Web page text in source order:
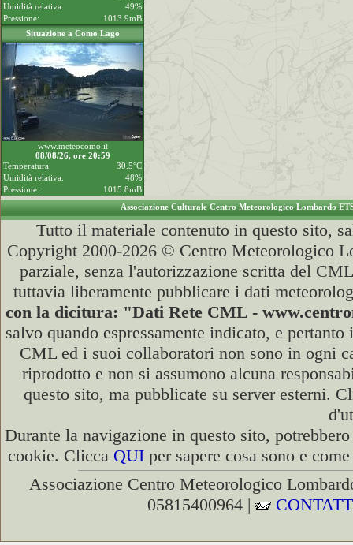
Umidità relativa:
49%
Pressione:
1013.9mB
Situazione a Como Lago
www.meteocomo.it
08/08/26, ore 20:59
Temperatura:
30.5°C
Umidità relativa:
48%
Pressione:
1015.8mB
Associazione Culturale Centro Meteorologico Lombardo
Tutto il materiale contenuto in questo sito,
Copyright 2000-2026 © Centro Meteorologico
parziale, senza l'autorizzazione scritta del
tuttavia liberamente pubblicare i dati
con la dicitura: "Dati Rete CML -
salvo quando espressamente indicato, e
CML ed i suoi collaboratori non sono in ogni
riprodotto e non si assumono alcuna
questo sito, ma pubblicate su server esterni.
Durante la navigazione in questo sito,
cookie. Clicca QUI per sapere cosa sono e
Associazione Centro Meteorologico
05815400964 |